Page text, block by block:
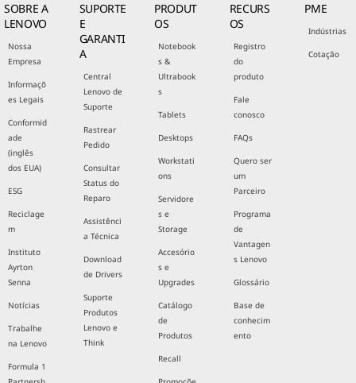
SOBRE A
LENOVO
Nossa
Empresa
Informaçõ
es Legais
Conformid
ade
(inglês
dos EUA)
ESG
Reciclage
m
Instituto
Ayrton
Senna
Notícias
Trabalhe
na Lenovo
Formula 1
SUPORTE
E
GARANTI
A
Central
Lenovo de
Suporte
Rastrear
Pedido
Consultar
Status do
Reparo
Assistênci
a Técnica
Download
de Drivers
Suporte
Produtos
Lenovo e
Think
PRODUT
OS
Notebook
s &
Ultrabook
s
Tablets
Desktops
Workstati
ons
Servidore
s e
Storage
Accesório
s e
Upgrades
Catálogo
de
Produtos
Recall
RECURS
OS
Registro
do
produto
Fale
conosco
FAQs
Quero ser
um
Parceiro
Programa
de
Vantagen
s Lenovo
Glossário
Base de
conhecim
ento
PME
Indústrias
Cotação